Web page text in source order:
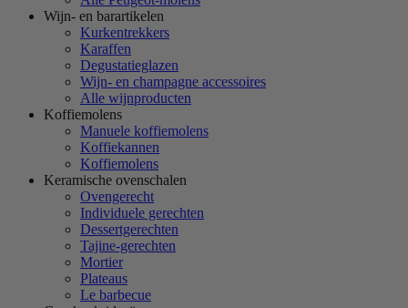
Wijn- en barartikelen
Kurkentrekkers
Karaffen
Degustatieglazen
Wijn- en champagne accessoires
Alle wijnproducten
Koffiemolens
Manuele koffiemolens
Koffiekannen
Koffiemolens
Keramische ovenschalen
Ovengerecht
Individuele gerechten
Dessertgerechten
Tajine-gerechten
Mortier
Plateaus
Le barbecue